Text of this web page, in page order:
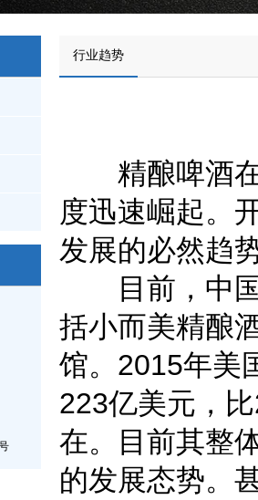
行业趋势
精酿啤酒在
度迅速崛起。
发展的必然趋
目前，中国
括小而美精酿
馆。2015年美
223亿美元，
在。目前其整
的发展态势。